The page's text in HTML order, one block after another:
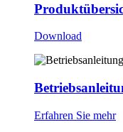
Download
Erfahren Sie mehr